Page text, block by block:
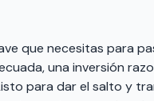
que necesitas para
una inversión
para dar el salto y